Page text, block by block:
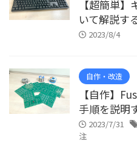
【超簡単
いて解説す
2023/8/4
自作・改造
【自作】
手順を説明
2023/7/31
注